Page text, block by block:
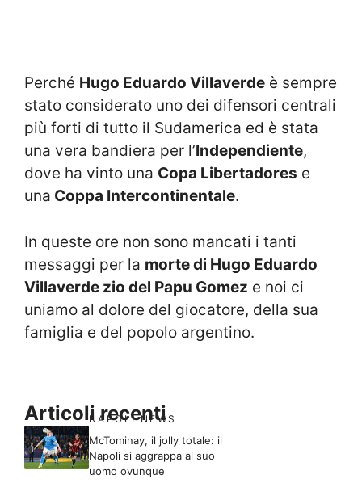
Perché Hugo Eduardo Villaverde è sempre
stato considerato uno dei difensori centrali
più forti di tutto il Sudamerica ed è stata
una vera bandiera per l’Independiente,
dove ha vinto una Copa Libertadores e
una Coppa Intercontinentale.
In queste ore non sono mancati i tanti
messaggi per la morte di Hugo Eduardo
Villaverde zio del Papu Gomez e noi ci
uniamo al dolore del giocatore, della sua
famiglia e del popolo argentino.
Articoli recenti
NAPOLI NEWS
McTominay, il jolly totale: il
Napoli si aggrappa al suo
uomo ovunque